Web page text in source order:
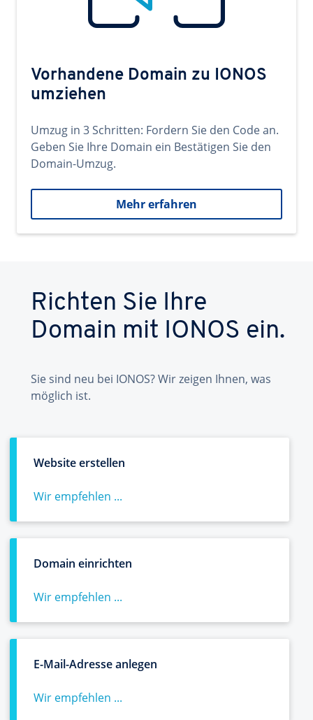
Vorhandene Domain zu IONOS
umziehen
Umzug in 3 Schritten: Fordern Sie den Code an.
Geben Sie Ihre Domain ein Bestätigen Sie den
Domain-Umzug.
Mehr erfahren
Richten Sie Ihre
Domain mit IONOS ein.
Sie sind neu bei IONOS? Wir zeigen Ihnen, was
möglich ist.
Website erstellen
Wir empfehlen ...
Domain einrichten
Wir empfehlen ...
E-Mail-Adresse anlegen
Wir empfehlen ...